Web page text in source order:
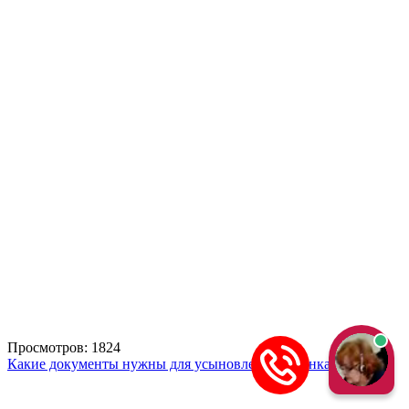
Просмотров: 1824
Какие документы нужны для усыновления ребенка